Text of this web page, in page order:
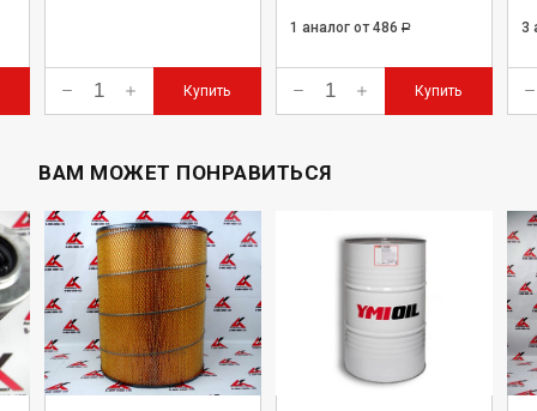
Купить
1 аналог от 486 Р
Купить
3
ВАМ МОЖЕТ ПОНРАВИТЬСЯ